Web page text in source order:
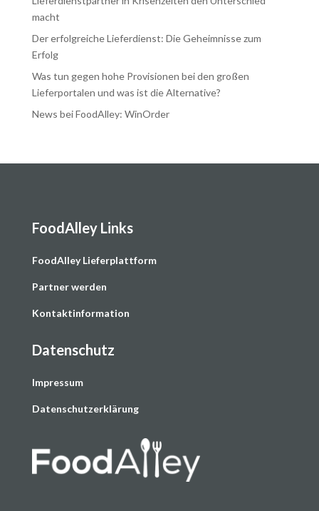
macht
Der erfolgreiche Lieferdienst: Die Geheimnisse zum
Erfolg
Was tun gegen hohe Provisionen bei den großen
Lieferportalen und was ist die Alternative?
News bei FoodAlley: WinOrder
FoodAlley Links
FoodAlley Lieferplattform
Partner werden
Kontaktinformation
Datenschutz
Impressum
Datenschutzerklärung